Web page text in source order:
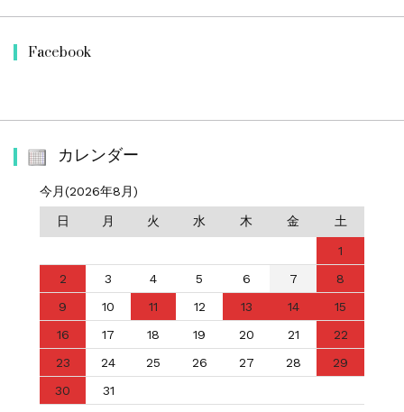
Facebook
カレンダー
今月(2026年8月)
日 月 火 水 木 金 土
1
2
3 4 5 6 7
8
9
10 11 12 13 14
15
16
17 18 19 20 21
22
23
24 25 26 27 28
29
30
31